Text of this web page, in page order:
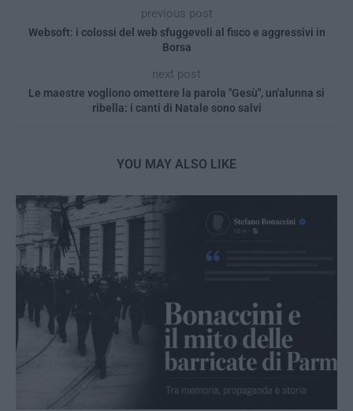
previous post
Websoft: i colossi del web sfuggevoli al fisco e aggressivi in
Borsa
next post
Le maestre vogliono omettere la parola "Gesù", un'alunna si
ribella: i canti di Natale sono salvi
YOU MAY ALSO LIKE